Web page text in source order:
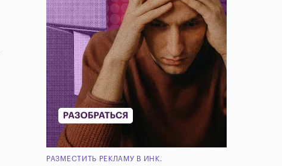
РАЗМЕСТИТЬ РЕКЛАМУ В ИНК.